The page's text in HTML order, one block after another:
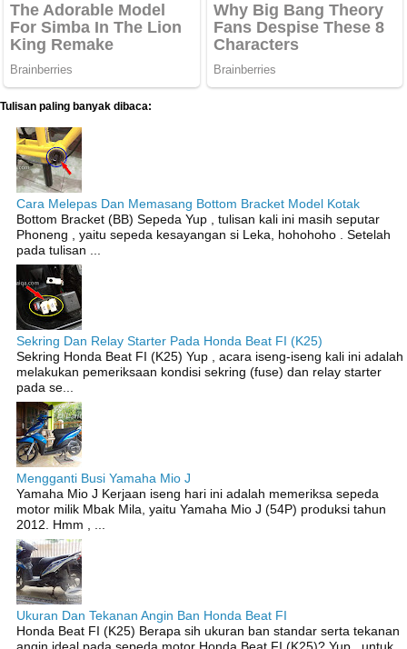
Tulisan paling banyak dibaca:
Cara Melepas Dan Memasang Bottom Bracket Model Kotak
Bottom Bracket (BB) Sepeda Yup , tulisan kali ini masih seputar
Phoneng , yaitu sepeda kesayangan si Leka, hohohoho . Setelah
pada tulisan ...
Sekring Dan Relay Starter Pada Honda Beat FI (K25)
Sekring Honda Beat FI (K25) Yup , acara iseng-iseng kali ini adalah
melakukan pemeriksaan kondisi sekring (fuse) dan relay starter
pada se...
Mengganti Busi Yamaha Mio J
Yamaha Mio J Kerjaan iseng hari ini adalah memeriksa sepeda
motor milik Mbak Mila, yaitu Yamaha Mio J (54P) produksi tahun
2012. Hmm , ...
Ukuran Dan Tekanan Angin Ban Honda Beat FI
Honda Beat FI (K25) Berapa sih ukuran ban standar serta tekanan